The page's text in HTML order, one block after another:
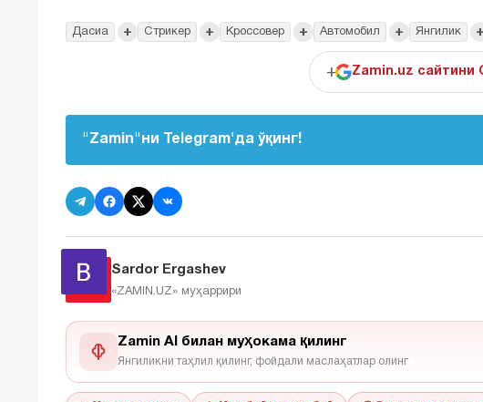
Дасиа + Стрикер + Кроссовер + Автомобил + Янгилик +
+ Zamin.uz сайтини
"Zamin"ни Telegram'да ўқинг!
Sardor Ergashev
«ZAMIN.UZ» муҳаррири
Zamin AI билан муҳокама қилинг
Янгиликни таҳлил қилинг, фойдали маслаҳатлар олинг